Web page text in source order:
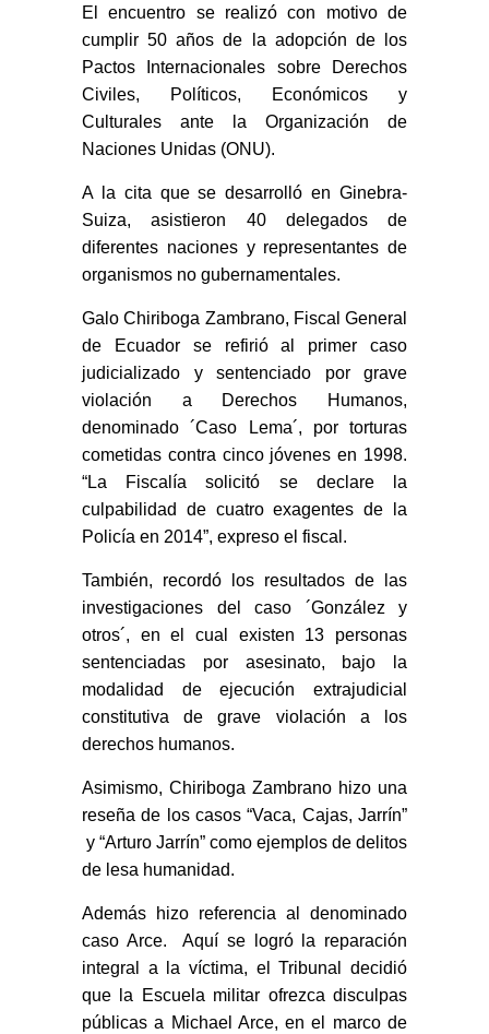
El encuentro se realizó con motivo de
cumplir 50 años de la adopción de los
Pactos Internacionales sobre Derechos
Civiles, Políticos, Económicos y
Culturales ante la Organización de
Naciones Unidas (ONU).
A la cita que se desarrolló en Ginebra-
Suiza, asistieron 40 delegados de
diferentes naciones y representantes de
organismos no gubernamentales.
Galo Chiriboga Zambrano, Fiscal General
de Ecuador se refirió al primer caso
judicializado y sentenciado por grave
violación a Derechos Humanos,
denominado ´Caso Lema´, por torturas
cometidas contra cinco jóvenes en 1998.
“La Fiscalía solicitó se declare la
culpabilidad de cuatro exagentes de la
Policía en 2014”, expreso el fiscal.
También, recordó los resultados de las
investigaciones del caso ´González y
otros´, en el cual existen 13 personas
sentenciadas por asesinato, bajo la
modalidad de ejecución extrajudicial
constitutiva de grave violación a los
derechos humanos.
Asimismo, Chiriboga Zambrano hizo una
reseña de los casos “Vaca, Cajas, Jarrín”
y “Arturo Jarrín” como ejemplos de delitos
de lesa humanidad.
Además hizo referencia al denominado
caso Arce. Aquí se logró la reparación
integral a la víctima, el Tribunal decidió
que la Escuela militar ofrezca disculpas
públicas a Michael Arce, en el marco de